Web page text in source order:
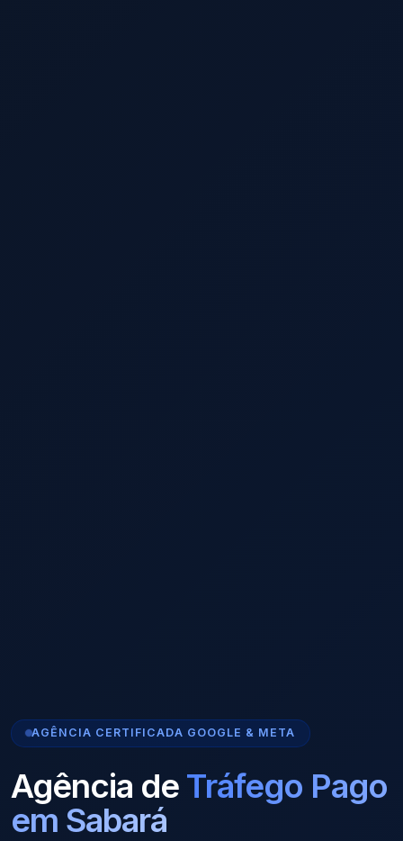
AGÊNCIA CERTIFICADA GOOGLE & META
Agência de Tráfego Pago
em Sabará